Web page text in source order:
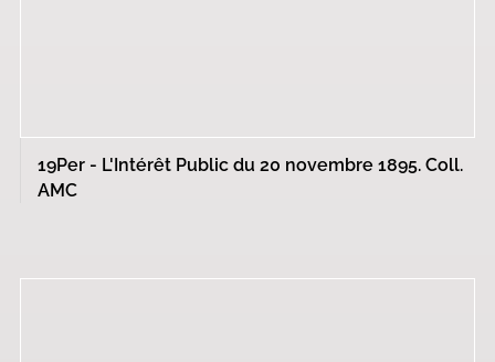
19Per - L'Intérêt Public du 20 novembre 1895. Coll.
AMC